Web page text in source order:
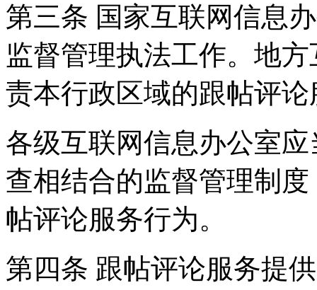
第三条 国家互联网信息
监督管理执法工作。地
责本行政区域的跟帖评
各级互联网信息办公室
查相结合的监督管理制
帖评论服务行为。
第四条 跟帖评论服务提